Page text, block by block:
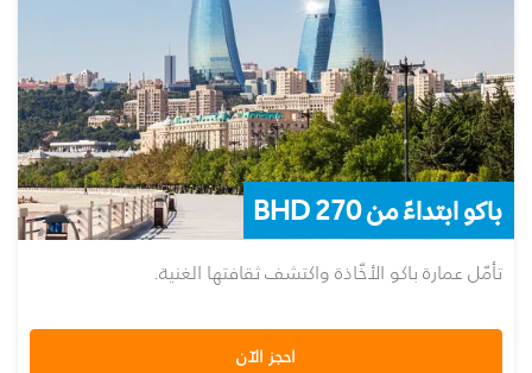
باكو ابتداءً من 270 BHD
تأمّل عمارة باكو الأخّاذة واكتشف ثقافتها الغنية.
احجز الآن